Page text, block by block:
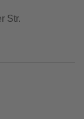
Str.